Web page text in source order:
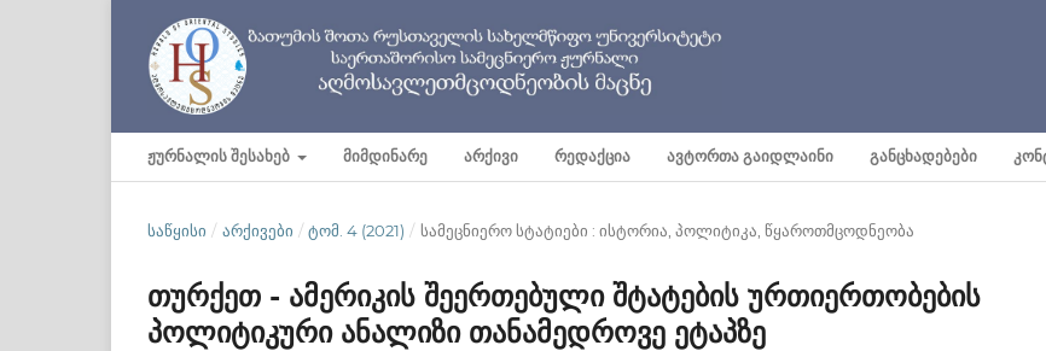
ᲟᲣᲠᲜᲐᲚᲘᲡ ᲨᲔᲡᲐᲮᲔᲑ ᲛᲘᲛᲓᲘᲜᲐᲠᲔ ᲐᲠᲥᲘᲕᲘ ᲠᲔᲓᲐᲥᲪᲘᲐ ᲐᲕᲢᲝᲠᲗᲐ ᲒᲐᲘᲓᲚᲐᲘᲜᲘ ᲒᲐᲜᲪᲮᲐᲓᲔᲑᲔᲑᲘ
ᲡᲐᲬᲧᲘᲡᲘ / ᲐᲠᲥᲘᲕᲔᲑᲘ / ᲢᲝᲛ. 4 (2021) / სამეცნიერო სტატიები : ისტორია, პოლიტიკა, წყაროთმცოდნეობა
თურქეთ - ამერიკის შეერთებული შტატების ურთიერთობების
პოლიტიკური ანალიზი თანამედროვე ეტაპზე